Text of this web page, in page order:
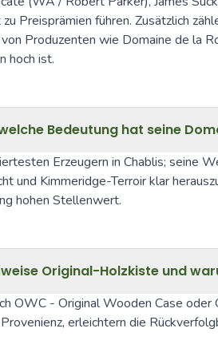
Preisprämien führen. Zusätzlich
Produzenten wie Domaine de la
hoch ist.
Bedeutung hat seine
Erzeugern in Chablis; seine
und Kimmeridge-Terroir klar
hohen Stellenwert.
Original-Holzkiste und
OWC - Original Wooden Case oder
erleichtern die